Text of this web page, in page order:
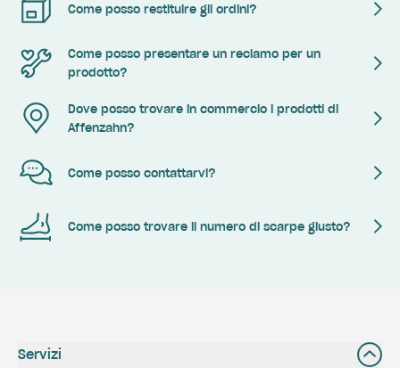
Come posso restituire gli ordini?
Come posso presentare un reclamo per un
prodotto?
Dove posso trovare in commercio i prodotti di
Affenzahn?
Come posso contattarvi?
Come posso trovare il numero di scarpe giusto?
Servizi